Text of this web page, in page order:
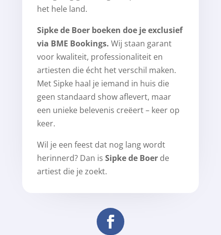
het hele land.
Sipke de Boer boeken doe je exclusief
via BME Bookings. Wij staan garant
voor kwaliteit, professionaliteit en
artiesten die écht het verschil maken.
Met Sipke haal je iemand in huis die
geen standaard show aflevert, maar
een unieke belevenis creëert – keer op
keer.
Wil je een feest dat nog lang wordt
herinnerd? Dan is Sipke de Boerde
artiest die je zoekt.